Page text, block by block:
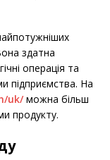
здатна
операція та
підприємства. На
uk/можна більш
продукту.